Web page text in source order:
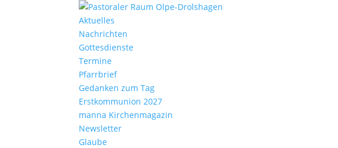
Aktu­elles
Nach­richten
Gottes­dienste
Termine
Pfarr­brief
Gedanken zum Tag
Erst­kom­mu­nion 2027
manna Kirchen­ma­gazin
News­letter
Glaube